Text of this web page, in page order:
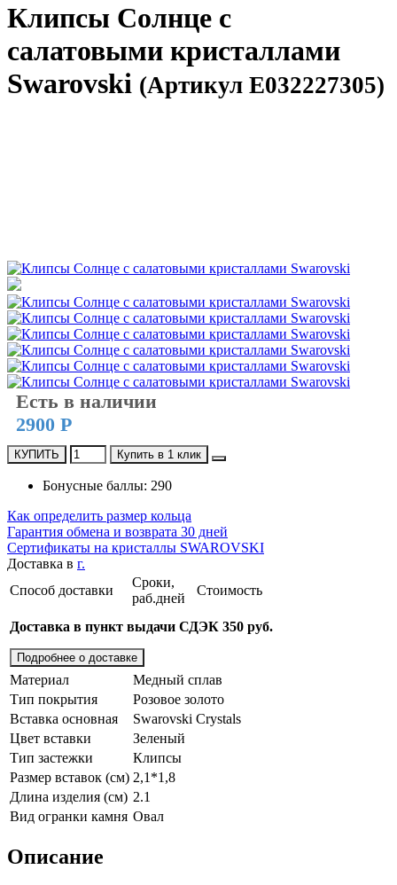
Клипсы Солнце с
салатовыми кристаллами
Swarovski (Артикул E032227305)
Есть в наличии
2900 Р
КУПИТЬ Купить в 1 клик
Бонусные баллы: 290
Как определить размер кольца
Гарантия обмена и возврата 30 дней
Сертификаты на кристаллы SWAROVSKI
Доставка в г.
Способ доставки
Сроки,
раб.дней
Стоимость
Доставка в пункт выдачи СДЭК 350 руб.
Подробнее о доставке
Материал
Медный сплав
Тип покрытия
Розовое золото
Вставка основная
Swarovski Crystals
Цвет вставки
Зеленый
Тип застежки
Клипсы
Размер вставок (см) 2,1*1,8
Длина изделия (см) 2.1
Вид огранки камня Овал
Описание